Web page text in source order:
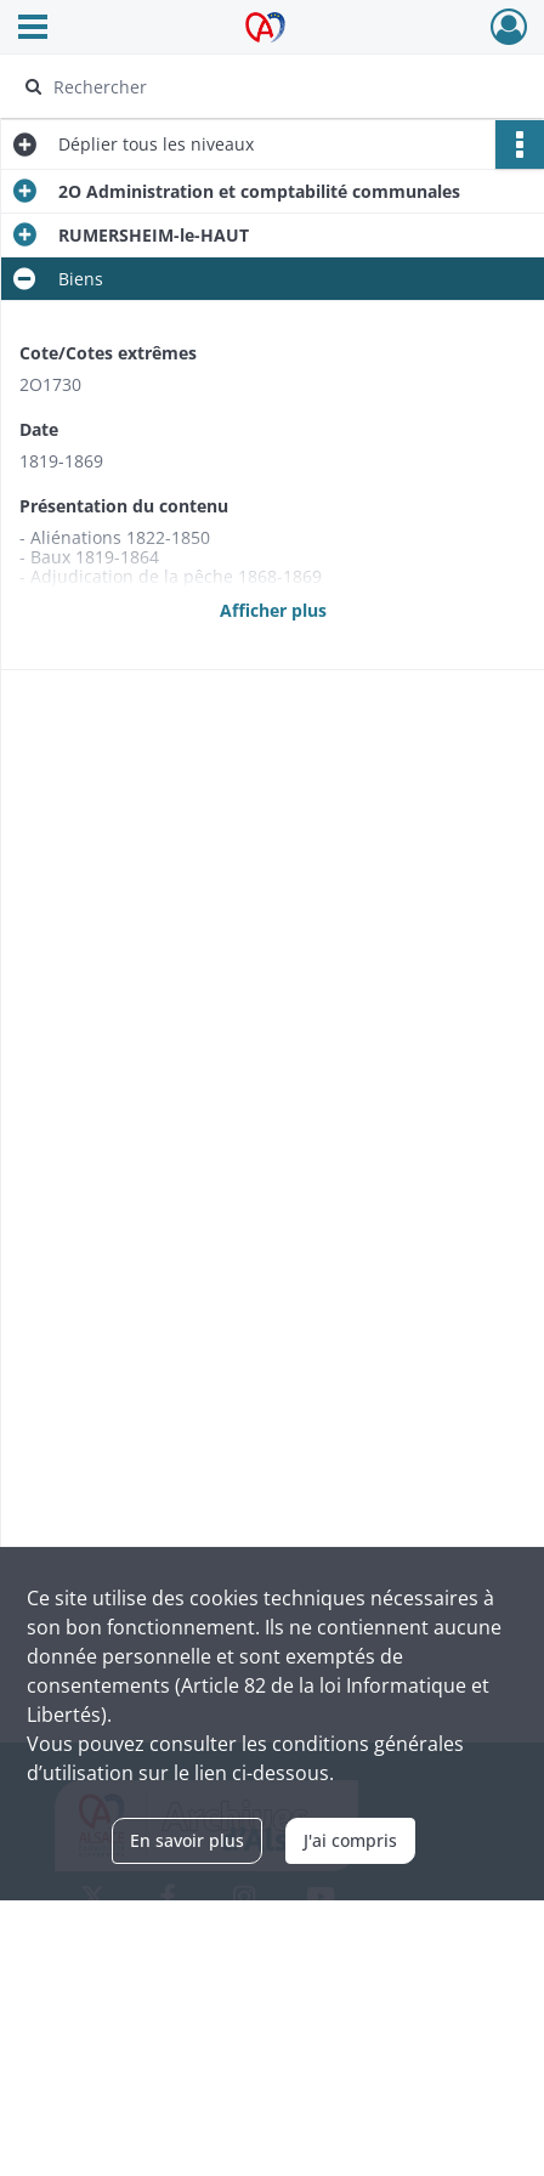
Archives Alsace - Colmar
Ouvrir le menu déroulant
Déplier tous les niveaux
2O Administration et comptabilité communales
RUMERSHEIM-le-HAUT
Biens
Cote/Cotes extrêmes
2O1730
Date
1819-1869
Présentation du contenu
- Aliénations 1822-1850
- Baux 1819-1864
- Adjudication de la pêche 1868-1869
- Etats des propriétés foncières, rentes et créances mobilières
Afficher plus
Ce site utilise des cookies techniques nécessaires à
son bon fonctionnement. Ils ne contiennent aucune
donnée personnelle et sont exemptés de
consentements (Article 82 de la loi Informatique et
Libertés).
Vous pouvez consulter les conditions générales
d’utilisation sur le lien ci-dessous.
En savoir plus J'ai compris